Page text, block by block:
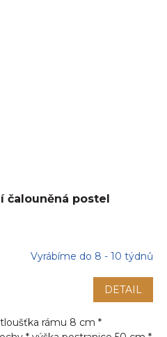
čalouněná postel
Vyrábíme do 8 - 10 týdnů
DETAIL
rámu 8 cm *